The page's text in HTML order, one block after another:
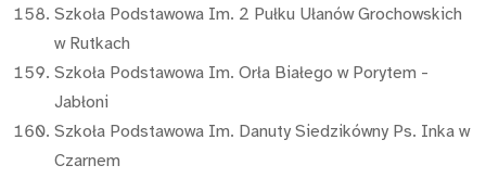
Szkoła Podstawowa Im. 2 Pułku Ułanów Grochowskich
w Rutkach
Szkoła Podstawowa Im. Orła Białego w Porytem -
Jabłoni
Szkoła Podstawowa Im. Danuty Siedzikówny Ps. Inka w
Czarnem